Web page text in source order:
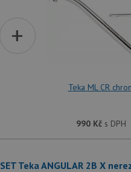
+
Teka ML CR
990 Kč s DPH
SET Teka ANGULAR 2B X